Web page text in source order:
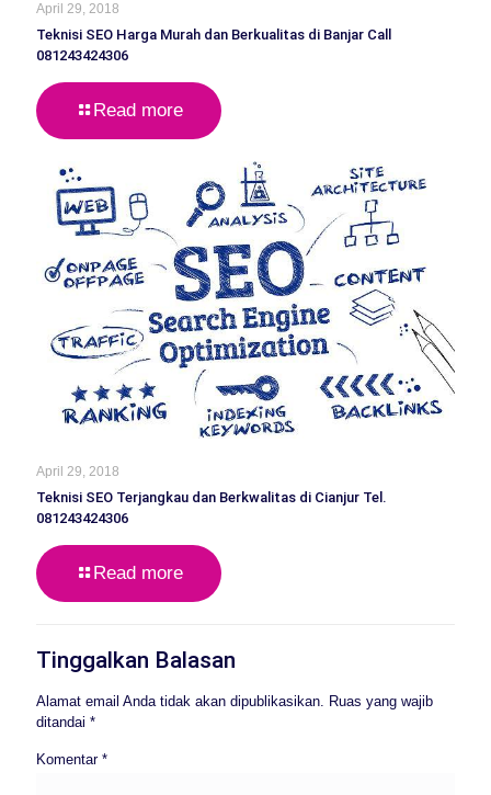
April 29, 2018
Teknisi SEO Harga Murah dan Berkualitas di Banjar Call
081243424306
Read more
April 29, 2018
Teknisi SEO Terjangkau dan Berkwalitas di Cianjur Tel.
081243424306
Read more
Tinggalkan Balasan
Alamat email Anda tidak akan dipublikasikan. Ruas yang wajib
ditandai *
Komentar *